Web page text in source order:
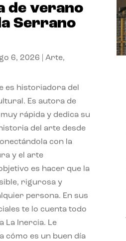
de verano
Serrano
6, 2026 |Arte,
es historiadora del
Es autora de
rápida y dedica su
del arte desde
con la
y el arte
es hacer que la
rigurosa y
persona. En sus
te lo cuenta todo
La Inercia. Le
cómo es un buen día